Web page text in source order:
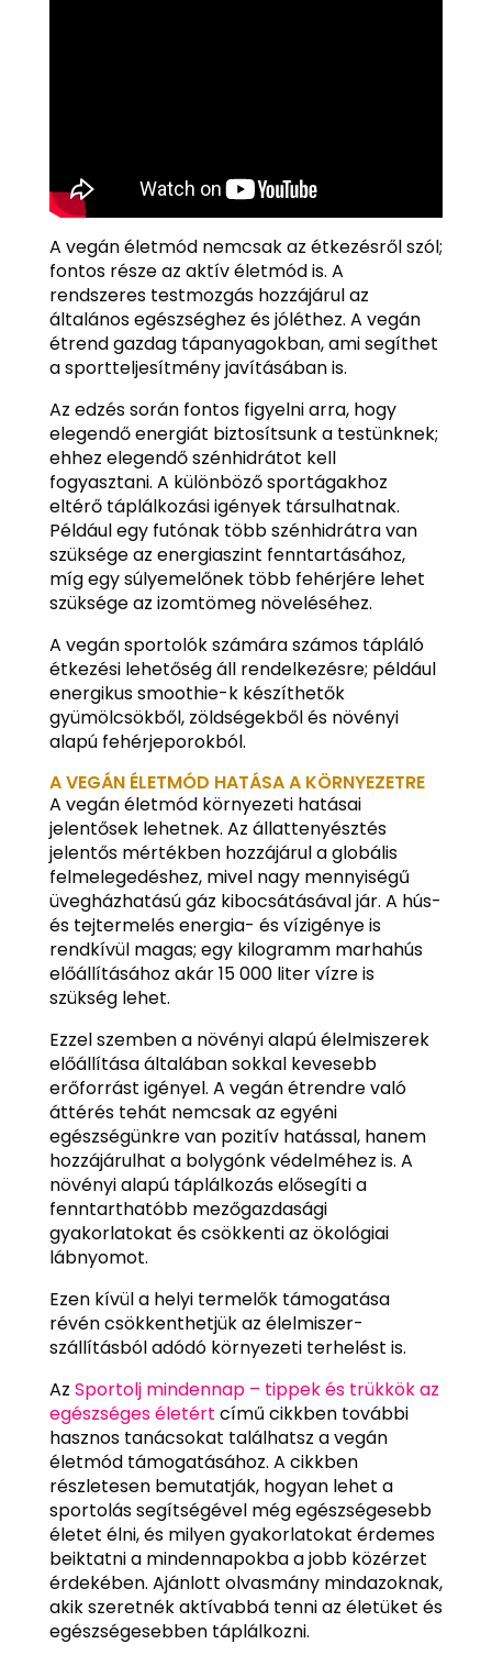
A vegán életmód nemcsak az étkezésről szól;
fontos része az aktív életmód is. A
rendszeres testmozgás hozzájárul az
általános egészséghez és jóléthez. A vegán
étrend gazdag tápanyagokban, ami segíthet
a sportteljesítmény javításában is.
Az edzés során fontos figyelni arra, hogy
elegendő energiát biztosítsunk a testünknek;
ehhez elegendő szénhidrátot kell
fogyasztani. A különböző sportágakhoz
eltérő táplálkozási igények társulhatnak.
Például egy futónak több szénhidrátra van
szüksége az energiaszint fenntartásához,
míg egy súlyemelőnek több fehérjére lehet
szüksége az izomtömeg növeléséhez.
A vegán sportolók számára számos tápláló
étkezési lehetőség áll rendelkezésre; például
energikus smoothie-k készíthetők
gyümölcsökből, zöldségekből és növényi
alapú fehérjeporokból.
A VEGÁN ÉLETMÓD HATÁSA A KÖRNYEZETRE
A vegán életmód környezeti hatásai
jelentősek lehetnek. Az állattenyésztés
jelentős mértékben hozzájárul a globális
felmelegedéshez, mivel nagy mennyiségű
üvegházhatású gáz kibocsátásával jár. A hús-
és tejtermelés energia- és vízigénye is
rendkívül magas; egy kilogramm marhahús
előállításához akár 15 000 liter vízre is
szükség lehet.
Ezzel szemben a növényi alapú élelmiszerek
előállítása általában sokkal kevesebb
erőforrást igényel. A vegán étrendre való
áttérés tehát nemcsak az egyéni
egészségünkre van pozitív hatással, hanem
hozzájárulhat a bolygónk védelméhez is. A
növényi alapú táplálkozás elősegíti a
fenntarthatóbb mezőgazdasági
gyakorlatokat és csökkenti az ökológiai
lábnyomot.
Ezen kívül a helyi termelők támogatása
révén csökkenthetjük az élelmiszer-
szállításból adódó környezeti terhelést is.
Az Sportolj mindennap – tippek és trükkök az
egészséges életért című cikkben további
hasznos tanácsokat találhatsz a vegán
életmód támogatásához. A cikkben
részletesen bemutatják, hogyan lehet a
sportolás segítségével még egészségesebb
életet élni, és milyen gyakorlatokat érdemes
beiktatni a mindennapokba a jobb közérzet
érdekében. Ajánlott olvasmány mindazoknak,
akik szeretnék aktívabbá tenni az életüket és
egészségesebben táplálkozni.